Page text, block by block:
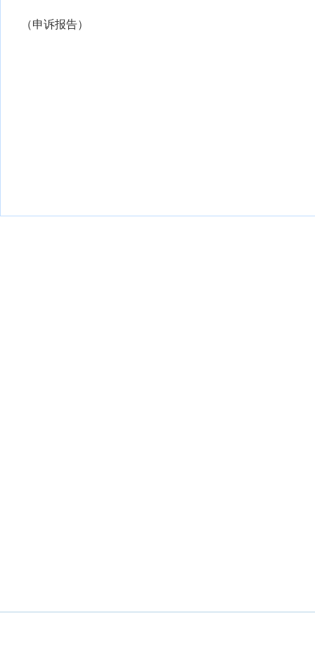
（申诉报告）